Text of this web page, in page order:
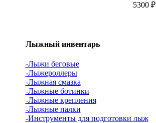
5300₽
Лыжный инвентарь
-Лыжи беговые
-Лыжероллеры
-Лыжная смазка
-Лыжные ботинки
-Лыжные крепления
-Лыжные палки
-Инструменты для подготовки лыж